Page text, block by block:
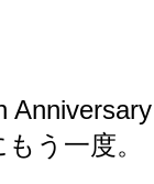
う一度。